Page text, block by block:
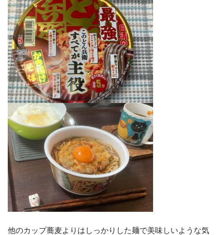
他のカップ蕎麦よりはしっかりした麺で美味しいような気